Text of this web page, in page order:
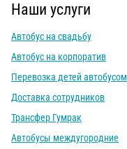
Наши услуги
Автобус на свадьбу
Автобус на корпоратив
Перевозка детей автобусом
Доставка сотрудников
Трансфер Гумрак
Автобусы междугородние